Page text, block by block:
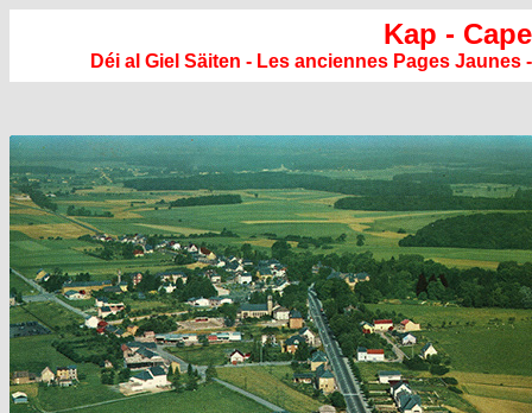
Kap -
Déi al Giel Säiten - Les anciennes Pages